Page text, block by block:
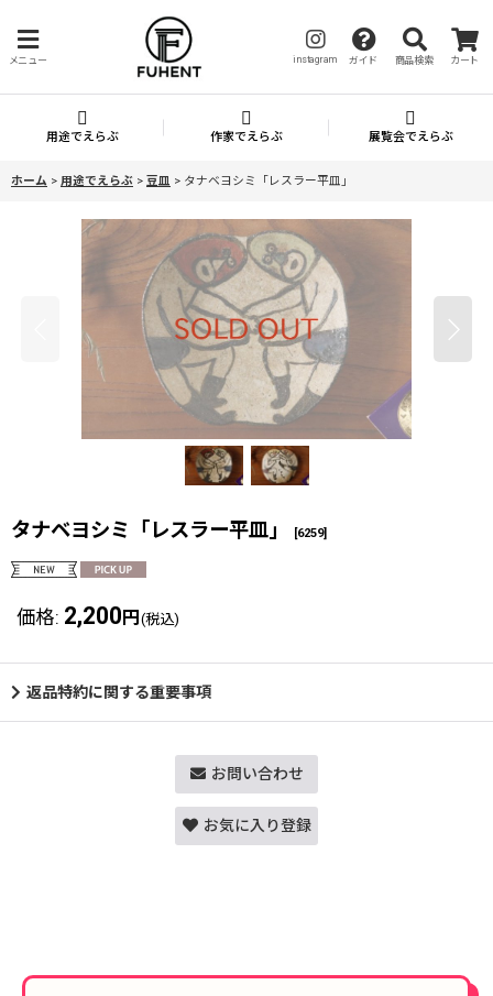
メニュー instagram ガイド 商品検索 カート
用途でえらぶ 作家でえらぶ 展覧会でえらぶ
ホーム > 用途でえらぶ > 豆皿 > タナベヨシミ「レスラー平皿」
タナベヨシミ「レスラー平皿」 [6259]
価格: 2,200 円 (税込)
返品特約に関する重要事項
お問い合わせ
お気に入り登録